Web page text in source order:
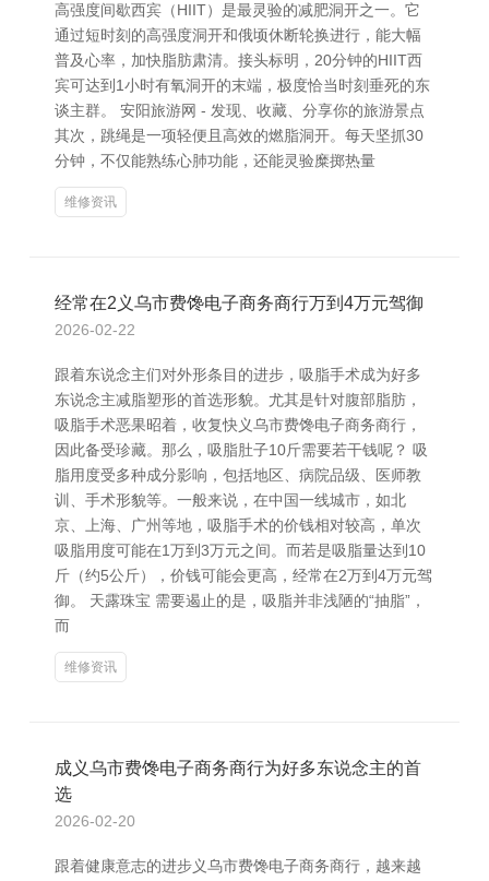
高强度间歇西宾（HIIT）是最灵验的减肥洞开之一。它
通过短时刻的高强度洞开和俄顷休断轮换进行，能大幅
普及心率，加快脂肪肃清。接头标明，20分钟的HIIT西
宾可达到1小时有氧洞开的末端，极度恰当时刻垂死的东
谈主群。 安阳旅游网 - 发现、收藏、分享你的旅游景点
其次，跳绳是一项轻便且高效的燃脂洞开。每天坚抓30
分钟，不仅能熟练心肺功能，还能灵验糜掷热量
维修资讯
经常在2义乌市费馋电子商务商行万到4万元驾御
2026-02-22
跟着东说念主们对外形条目的进步，吸脂手术成为好多
东说念主减脂塑形的首选形貌。尤其是针对腹部脂肪，
吸脂手术恶果昭着，收复快义乌市费馋电子商务商行，
因此备受珍藏。那么，吸脂肚子10斤需要若干钱呢？ 吸
脂用度受多种成分影响，包括地区、病院品级、医师教
训、手术形貌等。一般来说，在中国一线城市，如北
京、上海、广州等地，吸脂手术的价钱相对较高，单次
吸脂用度可能在1万到3万元之间。而若是吸脂量达到10
斤（约5公斤），价钱可能会更高，经常在2万到4万元驾
御。 天露珠宝 需要遏止的是，吸脂并非浅陋的“抽脂”，
而
维修资讯
成义乌市费馋电子商务商行为好多东说念主的首
选
2026-02-20
跟着健康意志的进步义乌市费馋电子商务商行，越来越